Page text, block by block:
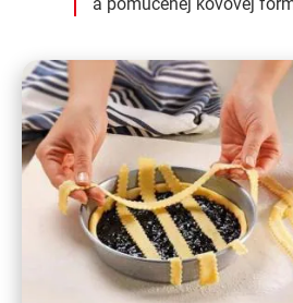
a pomúčenej kovovej